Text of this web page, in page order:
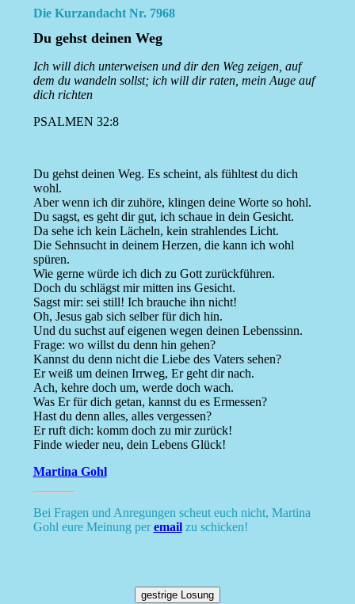
Die Kurzandacht Nr. 7968
Du gehst deinen Weg
Ich will dich unterweisen und dir den Weg zeigen, auf
dem du wandeln sollst; ich will dir raten, mein Auge auf
dich richten
PSALMEN 32:8
Du gehst deinen Weg. Es scheint, als fühltest du dich
wohl.
Aber wenn ich dir zuhöre, klingen deine Worte so hohl.
Du sagst, es geht dir gut, ich schaue in dein Gesicht.
Da sehe ich kein Lächeln, kein strahlendes Licht.
Die Sehnsucht in deinem Herzen, die kann ich wohl
spüren.
Wie gerne würde ich dich zu Gott zurückführen.
Doch du schlägst mir mitten ins Gesicht.
Sagst mir: sei still! Ich brauche ihn nicht!
Oh, Jesus gab sich selber für dich hin.
Und du suchst auf eigenen wegen deinen Lebenssinn.
Frage: wo willst du denn hin gehen?
Kannst du denn nicht die Liebe des Vaters sehen?
Er weiß um deinen Irrweg, Er geht dir nach.
Ach, kehre doch um, werde doch wach.
Was Er für dich getan, kannst du es Ermessen?
Hast du denn alles, alles vergessen?
Er ruft dich: komm doch zu mir zurück!
Finde wieder neu, dein Lebens Glück!
Martina Gohl
Bei Fragen und Anregungen scheut euch nicht, Martina
Gohl eure Meinung peremailzu schicken!
gestrige Losung